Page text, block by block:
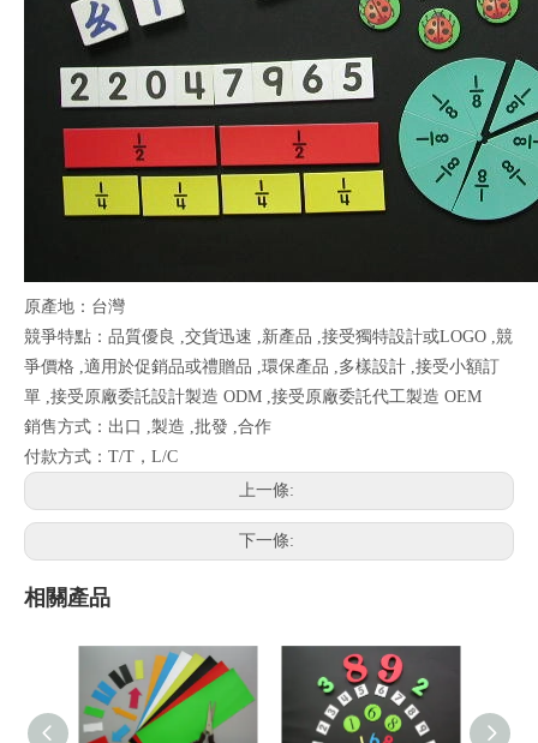
原產地：台灣
競爭特點：品質優良 ,交貨迅速 ,新產品 ,接受獨特設計或LOGO ,競
爭價格 ,適用於促銷品或禮贈品 ,環保產品 ,多樣設計 ,接受小額訂
單 ,接受原廠委託設計製造 ODM ,接受原廠委託代工製造 OEM
銷售方式：出口 ,製造 ,批發 ,合作
付款方式：T/T，L/C
上一條:
下一條:
相關產品